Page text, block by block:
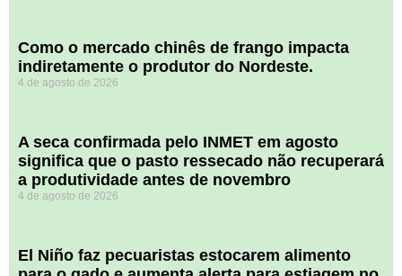
​Como o mercado chinês de frango impacta
indiretamente o produtor do Nordeste.
4 de agosto de 2026
A seca confirmada pelo INMET em agosto
significa que o pasto ressecado não recuperará
a produtividade antes de novembro
4 de agosto de 2026
El Niño faz pecuaristas estocarem alimento